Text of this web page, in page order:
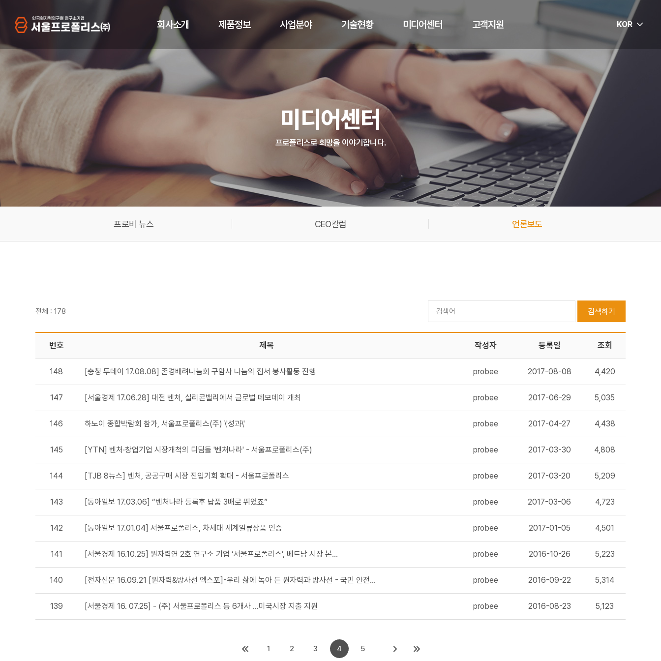
회사소개
기업이념
오시는 길
제품정보
프로비 제품
사업분야
품질관리
제조분석
기술현황
기술정보
R&D
미디어센터
언론보도
고객지원
F&Q
KOR
미디어센터
프로폴리스로 희망을 이야기합니다.
프로비 뉴스 CEO칼럼 언론보도
전체 : 178 검색하기
번호 제목 작성자 등록일 조회
148 [충청 투데이 17.08.08] 존경배려나눔회 구암사 나눔의 집서 봉사활동 진행 probee 2017-08-08 4,420
147 [서울경제 17.06.28] 대전 벤처, 실리콘밸리에서 글로벌 데모데이 개최 probee 2017-06-29 5,035
146 하노이 종합박람회 참가, 서울프로폴리스(주) \'성과\' probee 2017-04-27 4,438
145 [YTN] 벤처·창업기업 시장개척의 디딤돌 '벤처나라' - 서울프로폴리스(주) probee 2017-03-30 4,808
144 [TJB 8뉴스] 벤처, 공공구매 시장 진입기회 확대 - 서울프로폴리스 probee 2017-03-20 5,209
143 [동아일보 17.03.06] “벤처나라 등록후 납품 3배로 뛰었죠” probee 2017-03-06 4,723
142 [동아일보 17.01.04] 서울프로폴리스, 차세대 세계일류상품 인증 probee 2017-01-05 4,501
141 [서울경제 16.10.25] 원자력연 2호 연구소 기업 ‘서울프로폴리스’, 베트남 시장 본... probee 2016-10-26 5,223
140 [전자신문 16.09.21 [원자력&방사선 엑스포]-우리 삶에 녹아 든 원자력과 방사선 - 국민 안전... probee 2016-09-22 5,314
139 [서울경제 16. 07.25] - (주) 서울프로폴리스 등 6개사 ...미국시장 지출 지원 probee 2016-08-23 5,123
1 2 3 4 5